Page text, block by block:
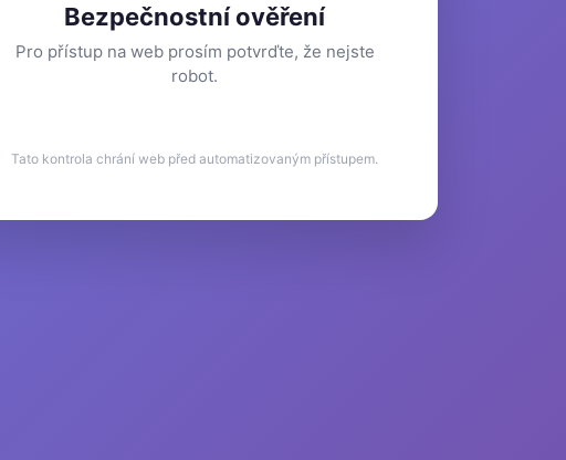
Bezpečnostní ověření
Pro přístup na web prosím potvrďte, že nejste
robot.
Tato kontrola chrání web před automatizovaným přístupem.